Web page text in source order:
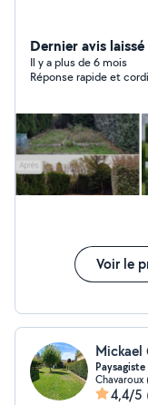
Dernier avis
Il y a plus de 6 mois
Réponse rapide et
Voir le
Mickael
Paysagiste
Chavaroux
4,4/5